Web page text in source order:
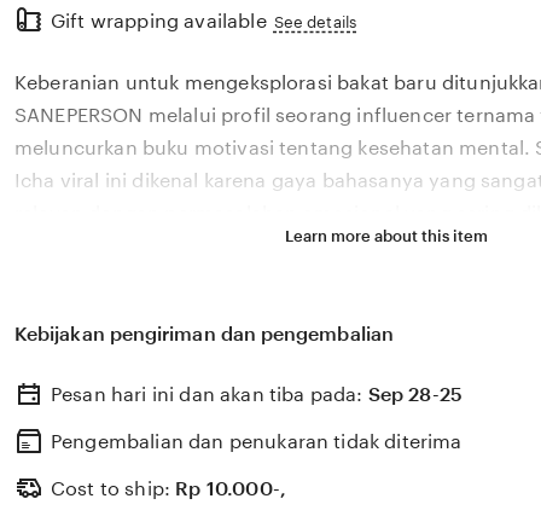
the
description
Gift wrapping available See details
Keberanian untuk mengeksplorasi bakat baru
SANEPERSON melalui profil seorang influencer
meluncurkan buku motivasi tentang kesehatan mental.
Icha viral ini dikenal karena gaya bahasanya yang
di tahun 2026. Melalui sistem 🏆 yang kami
pembacanya. SANEPERSON percaya bahwa
yang semakin berkembang pesat di pasar global.
mesum yang selalu update, kami terus memantau
karya terbaru dari 🏆 sosok viral favorit Anda secara
Learn more about this item
Kebijakan pengiriman dan pengembalian
Pesan hari ini dan akan tiba pada: Sep 28-25
Pengembalian dan penukaran tidak diterima
Cost to ship: Rp 10.000-,